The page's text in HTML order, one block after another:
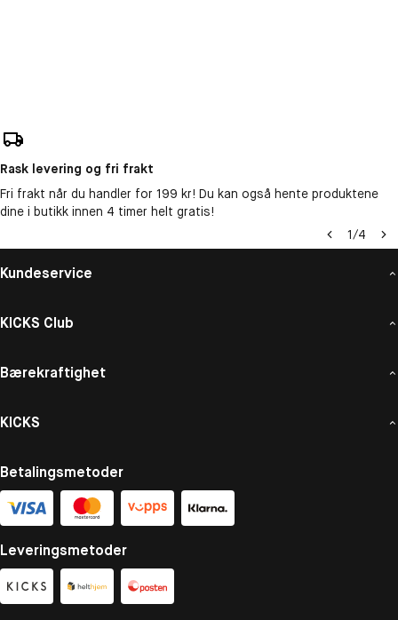
Rask levering og fri frakt
Fri frakt når du handler for 199 kr! Du kan også hente produktene
dine i butikk innen 4 timer helt gratis!
1/4
Kundeservice
KICKS Club
Bærekraftighet
KICKS
Betalingsmetoder
Leveringsmetoder